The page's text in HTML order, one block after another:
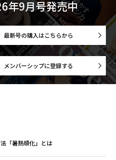
年9月号発売中
最新号の購入はこちらから
メンバーシップに登録する
「暑熱順化」とは